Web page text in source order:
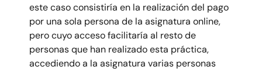
este caso consistiría en la realización del pago
por una sola persona de la asignatura online,
pero cuyo acceso facilitaría al resto de
personas que han realizado esta práctica,
accediendo a la asignatura varias personas